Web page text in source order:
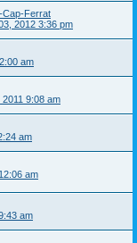
Cap-Ferrat
2012 3:36 pm
am
2011 9:08 am
am
am
am